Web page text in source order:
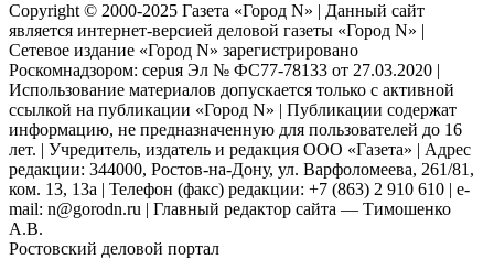
Copyright © 2000-2025 Газета «Город N» | Данный сайт
является интернет-версией деловой газеты «Город N» |
Сетевое издание «Город N» зарегистрировано
Роскомнадзором: серuя Эл № ФС77-78133 от 27.03.2020 |
Использование материалов допускается только с активной
ссылкой на публикации «Город N» | Публикации содержат
информацию, не предназначенную для пользователей до 16
лет. | Учредитель, издатель и редакция ООО «Газета» | Адрес
редакции: 344000, Ростов-на-Дону, ул. Варфоломеева, 261/81,
ком. 13, 13а | Телефон (факс) редакции: +7 (863) 2 910 610 | e-
mail: n@gorodn.ru | Главный редактор сайта — Тимошенко
А.В.
Ростовский деловой портал